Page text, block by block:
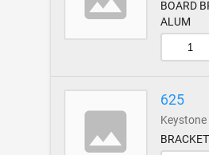
BOARD
ALUM
625